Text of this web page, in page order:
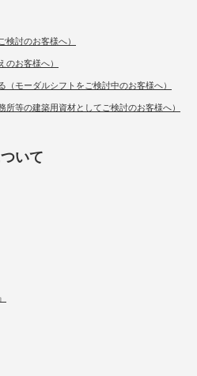
検討のお客様へ）
のお客様へ）
モーダルシフトをご検討中のお客様へ）
等の建築用資材としてご検討のお客様へ）
いて